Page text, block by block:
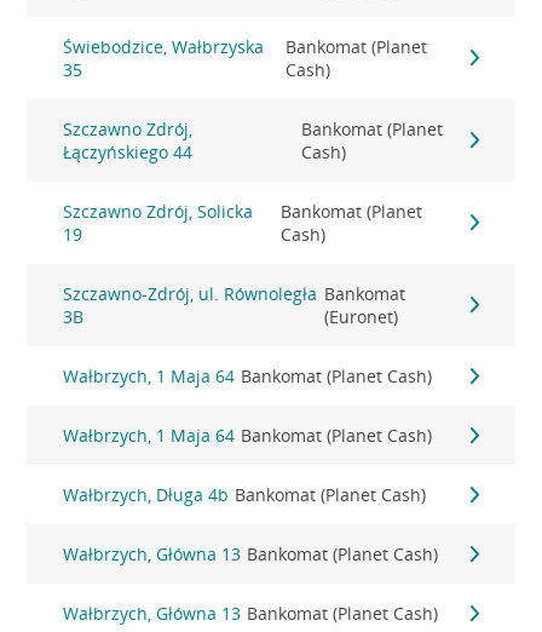
Świebodzice, Wałbrzyska
35
Bankomat (Planet
Cash)
Szczawno Zdrój,
Łączyńskiego 44
Bankomat (Planet
Cash)
Szczawno Zdrój, Solicka
19
Bankomat (Planet
Cash)
Szczawno-Zdrój, ul. Równoległa
3B
Bankomat
(Euronet)
Wałbrzych, 1 Maja 64 Bankomat (Planet Cash)
Wałbrzych, 1 Maja 64 Bankomat (Planet Cash)
Wałbrzych, Długa 4b Bankomat (Planet Cash)
Wałbrzych, Główna 13 Bankomat (Planet Cash)
Wałbrzych, Główna 13 Bankomat (Planet Cash)